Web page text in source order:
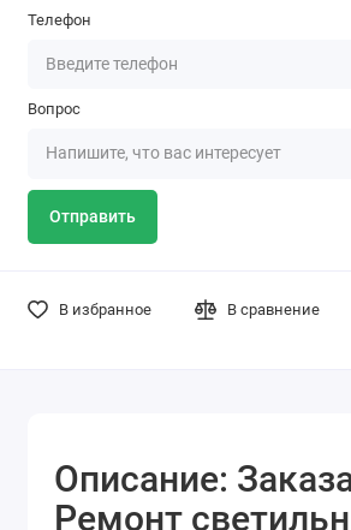
Телефон
Вопрос
Отправить
В избранное В сравнение
Описание:
Ремонт